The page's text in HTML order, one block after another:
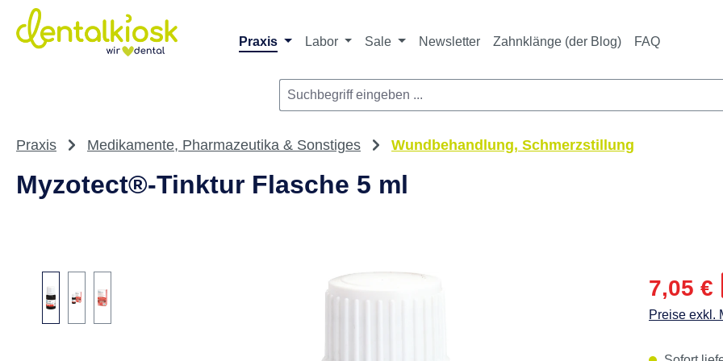
Hauptinhalt springen
Zur Suche springen
Zur Hauptnavigation springen
Praxis Labor Sale Newsletter Zahnklänge (der Blog) FAQ
Praxis Medikamente, Pharmazeutika & Sonstiges Wundbehandlung, Schmerzstillung
Myzotect®-Tinktur Flasche 5 ml
7,05 €
Preise exkl.